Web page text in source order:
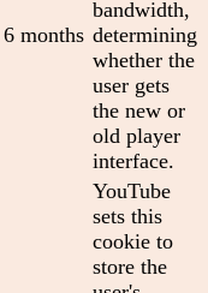
6 months
bandwidth,
determining
whether the
user gets
the new or
old player
interface.
YouTube
sets this
cookie to
store the